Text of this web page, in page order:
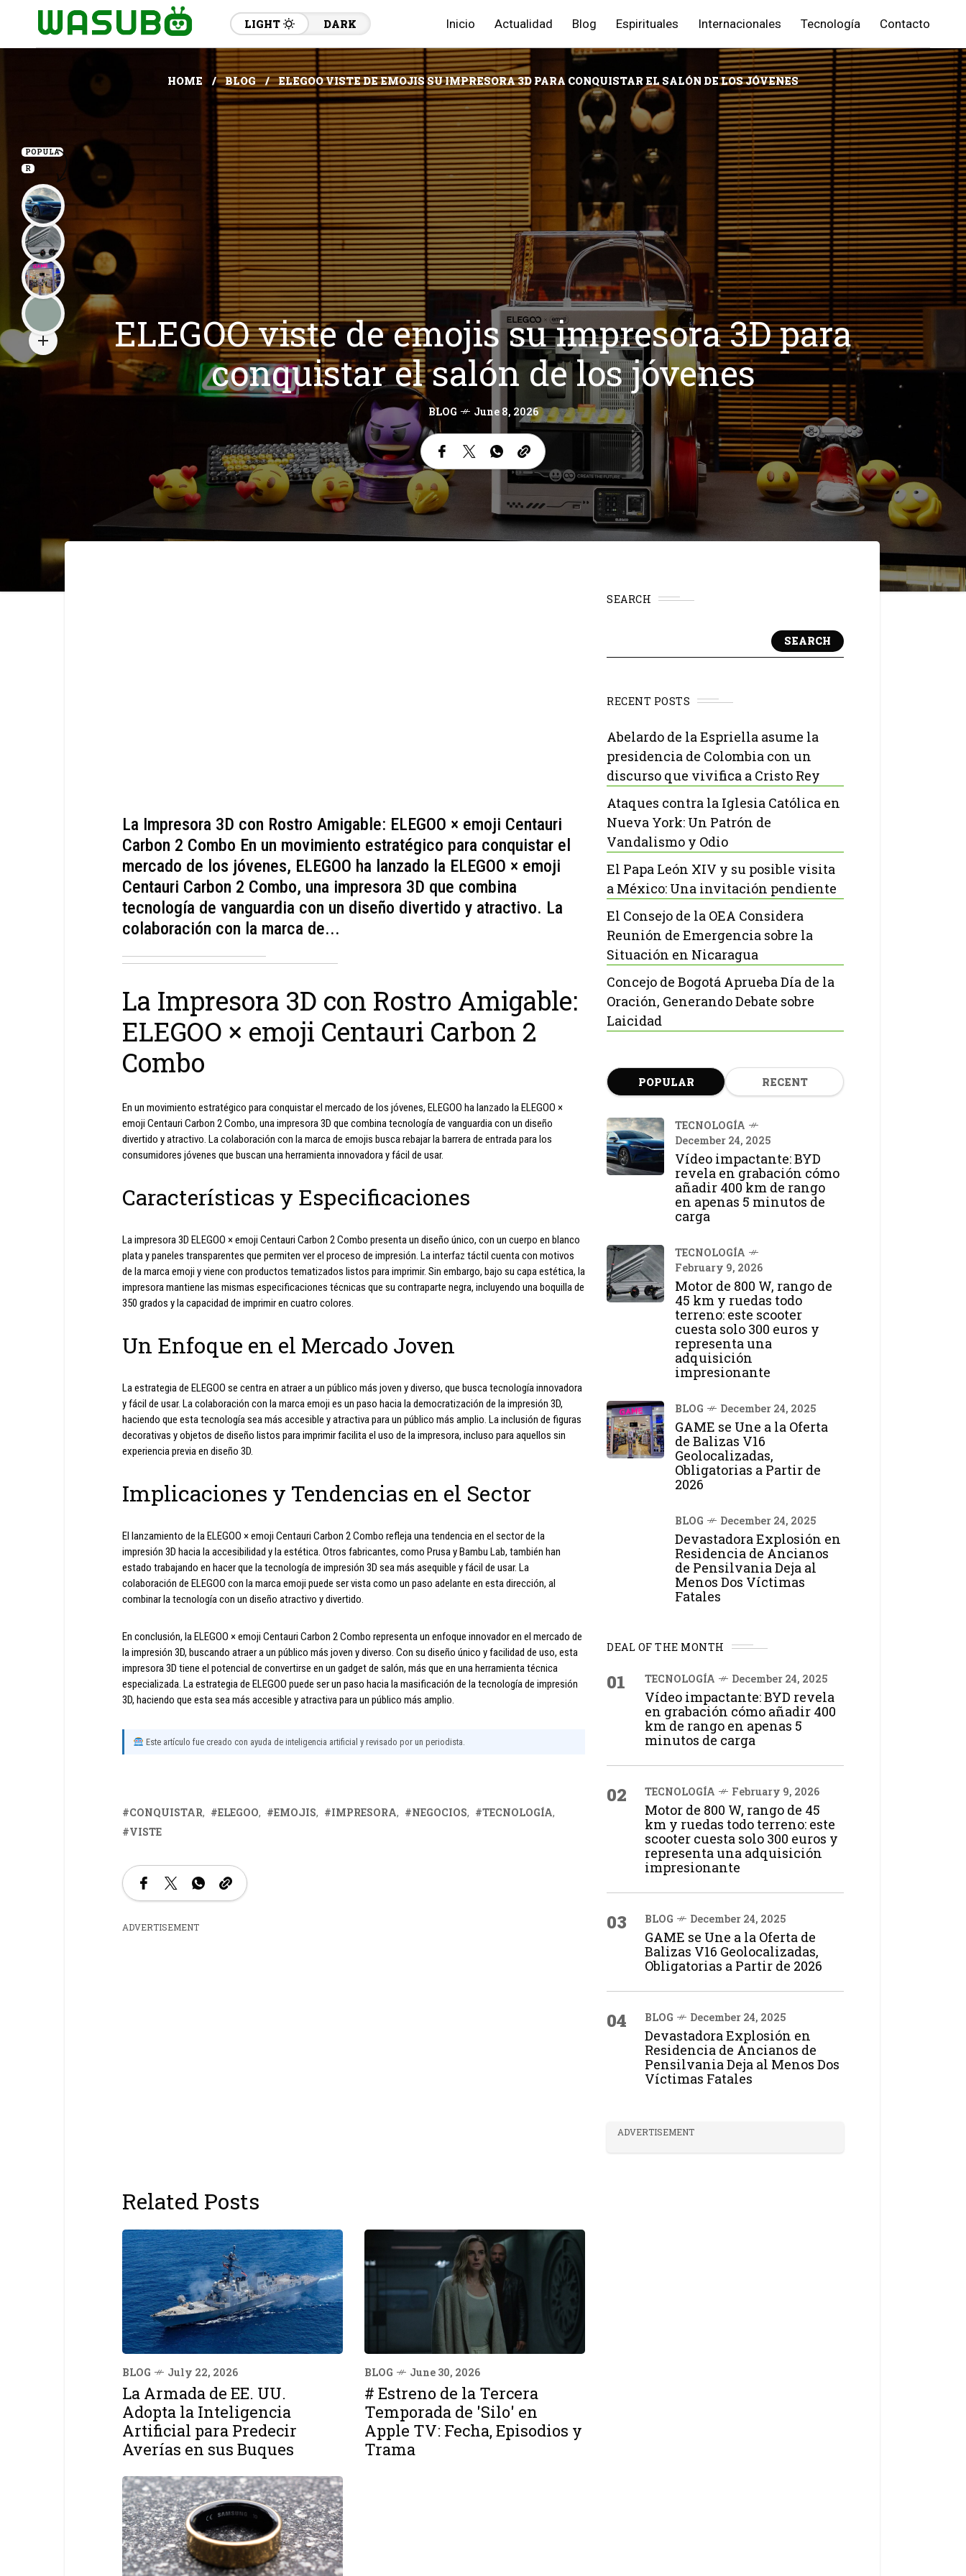
LIGHT DARK Inicio Actualidad Blog Espirituales Internacionales Tecnología Contacto
HOME BLOG ELEGOO VISTE DE EMOJIS SU IMPRESORA 3D PARA CONQUISTAR EL SALÓN DE LOS JÓVENES
ELEGOO viste de emojis su impresora 3D para
conquistar el salón de los jóvenes
BLOG June 8, 2026
La Impresora 3D con Rostro Amigable: ELEGOO × emoji Centauri
Carbon 2 Combo En un movimiento estratégico para conquistar el
mercado de los jóvenes, ELEGOO ha lanzado la ELEGOO × emoji
Centauri Carbon 2 Combo, una impresora 3D que combina
tecnología de vanguardia con un diseño divertido y atractivo. La
colaboración con la marca de...
La Impresora 3D con Rostro Amigable:
ELEGOO × emoji Centauri Carbon 2
Combo
En un movimiento estratégico para conquistar el mercado de los jóvenes, ELEGOO ha lanzado la ELEGOO ×
emoji Centauri Carbon 2 Combo, una impresora 3D que combina tecnología de vanguardia con un diseño
divertido y atractivo. La colaboración con la marca de emojis busca rebajar la barrera de entrada para los
consumidores jóvenes que buscan una herramienta innovadora y fácil de usar.
Características y Especificaciones
La impresora 3D ELEGOO × emoji Centauri Carbon 2 Combo presenta un diseño único, con un cuerpo en blanco
plata y paneles transparentes que permiten ver el proceso de impresión. La interfaz táctil cuenta con motivos
de la marca emoji y viene con productos tematizados listos para imprimir. Sin embargo, bajo su capa estética, la
impresora mantiene las mismas especificaciones técnicas que su contraparte negra, incluyendo una boquilla de
350 grados y la capacidad de imprimir en cuatro colores.
Un Enfoque en el Mercado Joven
La estrategia de ELEGOO se centra en atraer a un público más joven y diverso, que busca tecnología innovadora
y fácil de usar. La colaboración con la marca emoji es un paso hacia la democratización de la impresión 3D,
haciendo que esta tecnología sea más accesible y atractiva para un público más amplio. La inclusión de figuras
decorativas y objetos de diseño listos para imprimir facilita el uso de la impresora, incluso para aquellos sin
experiencia previa en diseño 3D.
Implicaciones y Tendencias en el Sector
El lanzamiento de la ELEGOO × emoji Centauri Carbon 2 Combo refleja una tendencia en el sector de la
impresión 3D hacia la accesibilidad y la estética. Otros fabricantes, como Prusa y Bambu Lab, también han
estado trabajando en hacer que la tecnología de impresión 3D sea más asequible y fácil de usar. La
colaboración de ELEGOO con la marca emoji puede ser vista como un paso adelante en esta dirección, al
combinar la tecnología con un diseño atractivo y divertido.
En conclusión, la ELEGOO × emoji Centauri Carbon 2 Combo representa un enfoque innovador en el mercado de
la impresión 3D, buscando atraer a un público más joven y diverso. Con su diseño único y facilidad de uso, esta
impresora 3D tiene el potencial de convertirse en un gadget de salón, más que en una herramienta técnica
especializada. La estrategia de ELEGOO puede ser un paso hacia la masificación de la tecnología de impresión
3D, haciendo que esta sea más accesible y atractiva para un público más amplio.
Este artículo fue creado con ayuda de inteligencia artificial y revisado por un periodista.
CONQUISTAR ELEGOO EMOJIS IMPRESORA NEGOCIOS
TECNOLOGÍA
VISTE
ADVERTISEMENT
Related Posts
BLOG July 22, 2026
La Armada de EE. UU.
Adopta la Inteligencia
Artificial para Predecir
Averías en sus Buques
BLOG June 30, 2026
# Estreno de la Tercera
Temporada de 'Silo' en
Apple TV: Fecha, Episodios y
Trama
SEARCH
SEARCH
RECENT POSTS
Abelardo de la Espriella asume la
presidencia de Colombia con un
discurso que vivifica a Cristo Rey
Ataques contra la Iglesia Católica en
Nueva York: Un Patrón de
Vandalismo y Odio
El Papa León XIV y su posible visita
a México: Una invitación pendiente
El Consejo de la OEA Considera
Reunión de Emergencia sobre la
Situación en Nicaragua
Concejo de Bogotá Aprueba Día de la
Oración, Generando Debate sobre
Laicidad
POPULAR RECENT
TECNOLOGÍA
December 24, 2025
Vídeo impactante: BYD
revela en grabación cómo
añadir 400 km de rango
en apenas 5 minutos de
carga
TECNOLOGÍA
February 9, 2026
Motor de 800 W, rango de
45 km y ruedas todo
terreno: este scooter
cuesta solo 300 euros y
representa una
adquisición
impresionante
BLOG December 24, 2025
GAME se Une a la Oferta
de Balizas V16
Geolocalizadas,
Obligatorias a Partir de
2026
BLOG December 24, 2025
Devastadora Explosión en
Residencia de Ancianos
de Pensilvania Deja al
Menos Dos Víctimas
Fatales
DEAL OF THE MONTH
01 TECNOLOGÍA December 24, 2025
Vídeo impactante: BYD revela
en grabación cómo añadir 400
km de rango en apenas 5
minutos de carga
02 TECNOLOGÍA February 9, 2026
Motor de 800 W, rango de 45
km y ruedas todo terreno: este
scooter cuesta solo 300 euros y
representa una adquisición
impresionante
03 BLOG December 24, 2025
GAME se Une a la Oferta de
Balizas V16 Geolocalizadas,
Obligatorias a Partir de 2026
04 BLOG December 24, 2025
Devastadora Explosión en
Residencia de Ancianos de
Pensilvania Deja al Menos Dos
Víctimas Fatales
ADVERTISEMENT
POPULA
R